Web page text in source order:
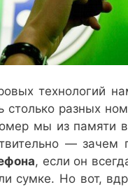
технологий
столько разных
мы из памяти
— зачем
, если он
сумке. Но вот,